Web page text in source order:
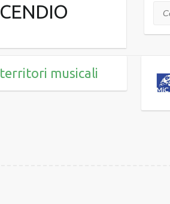
musicali